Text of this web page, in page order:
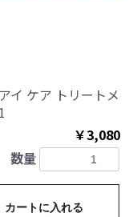
イ ケア トリートメ
￥3,080
数量
カートに入れる